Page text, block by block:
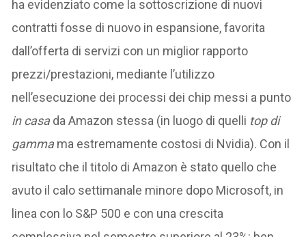
ha evidenziato come la sottoscrizione di nuovi
contratti fosse di nuovo in espansione, favorita
dall’offerta di servizi con un miglior rapporto
prezzi/prestazioni, mediante l’utilizzo
nell’esecuzione dei processi dei chip messi a punto
in casada Amazon stessa (in luogo di quelli top di
gammama estremamente costosi di Nvidia). Con il
risultato che il titolo di Amazon è stato quello che
avuto il calo settimanale minore dopo Microsoft, in
linea con lo S&P 500 e con una crescita